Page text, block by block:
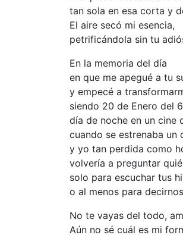
tan sola en esa corta y
El aire secó mi esencia,
petrificándola sin tu
En la memoria del día
en que me apegué a tu
y empecé a
siendo 20 de Enero del
día de noche en un cine
cuando se estrenaba un
y yo tan perdida como
volvería a preguntar
solo para escuchar tus
o al menos para
No te vayas del todo,
Aún no sé cuál es mi